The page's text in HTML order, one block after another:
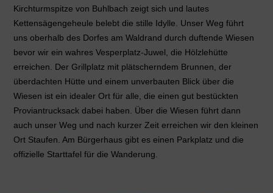
Kirchturmspitze von Buhlbach zeigt sich und lautes
Kettensägengeheule belebt die stille Idylle. Unser Weg führt
uns oberhalb des Dorfes am Waldrand durch duftende Wiesen
bevor wir ein wahres Vesperplatz-Juwel, die Hölzlehütte
erreichen. Der Grillplatz mit plätscherndem Brunnen, der
überdachten Hütte und einem unverbauten Blick über die
Wiesen ist ein idealer Ort für alle, die einen gut bestückten
Proviantrucksack dabei haben. Über die Wiesen führt dann
auch unser Weg und nach kurzer Zeit erreichen wir den kleinen
Ort Staufen. Am Bürgerhaus gibt es einen Parkplatz und die
offizielle Starttafel für die Wanderung.